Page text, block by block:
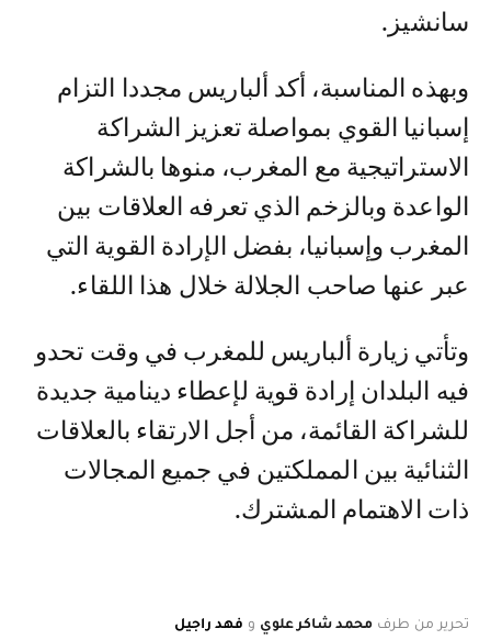
سانشيز.
وبهذه المناسبة، أكد ألباريس مجددا التزام
إسبانيا القوي بمواصلة تعزيز الشراكة
الاستراتيجية مع المغرب، منوها بالشراكة
الواعدة وبالزخم الذي تعرفه العلاقات بين
المغرب وإسبانيا، بفضل الإرادة القوية التي
عبر عنها صاحب الجلالة خلال هذا اللقاء.
وتأتي زيارة ألباريس للمغرب في وقت تحدو
فيه البلدان إرادة قوية لإعطاء دينامية جديدة
للشراكة القائمة، من أجل الارتقاء بالعلاقات
الثنائية بين المملكتين في جميع المجالات
ذات الاهتمام المشترك.
تحرير من طرف محمد شاكر علوي و فهد راجيل